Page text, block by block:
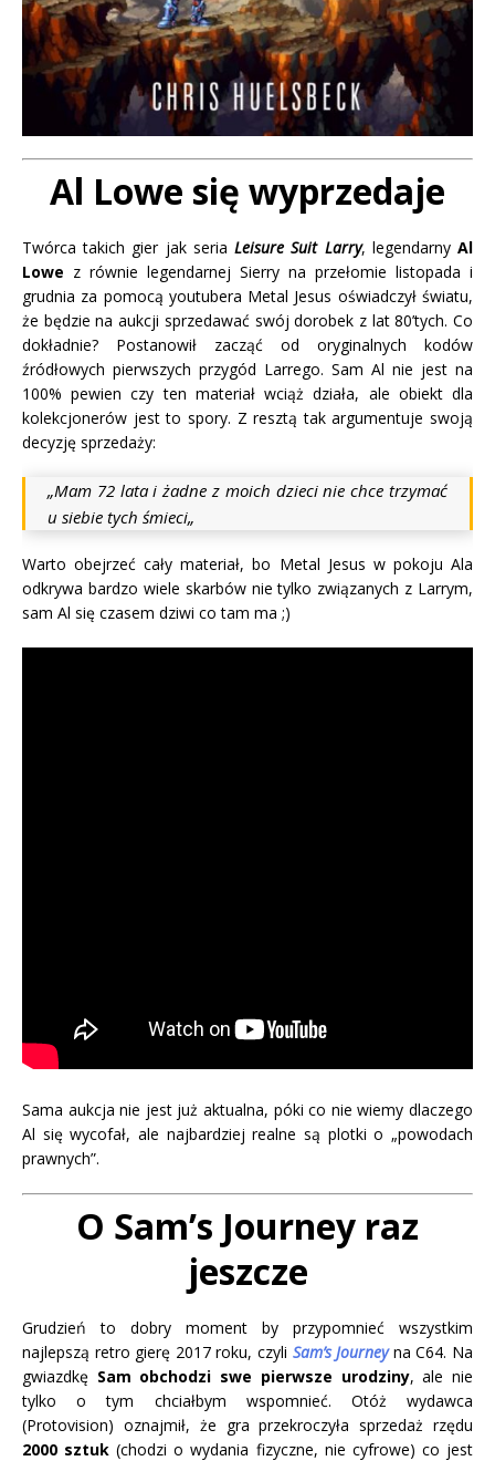
Al Lowe się wyprzedaje
Twórca takich gier jak seriaLeisure Suit Larry, legendarnyAl
Lowe z równie legendarnej Sierry na przełomie listopada i
grudnia za pomocą youtubera Metal Jesus oświadczył światu,
że będzie na aukcji sprzedawać swój dorobek z lat 80’tych. Co
dokładnie? Postanowił zacząć od oryginalnych kodów
źródłowych pierwszych przygód Larrego. Sam Al nie jest na
100% pewien czy ten materiał wciąż działa, ale obiekt dla
kolekcjonerów jest to spory. Z resztą tak argumentuje swoją
decyzję sprzedaży:
„Mam 72 lata i żadne z moich dzieci nie chce trzymać
u siebie tych śmieci„
Warto obejrzeć cały materiał, bo Metal Jesus w pokoju Ala
odkrywa bardzo wiele skarbów nie tylko związanych z Larrym,
sam Al się czasem dziwi co tam ma ;)
Sama aukcja nie jest już aktualna, póki co nie wiemy dlaczego
Al się wycofał, ale najbardziej realne są plotki o „powodach
prawnych”.
O Sam’s Journey raz
jeszcze
Grudzień to dobry moment by przypomnieć wszystkim
najlepszą retro gierę 2017 roku, czyli Sam’s Journeyna C64. Na
gwiazdkę Sam obchodzi swe pierwsze urodziny, ale nie
tylko o tym chciałbym wspomnieć. Otóż wydawca
(Protovision) oznajmił, że gra przekroczyła sprzedaż rzędu
2000 sztuk (chodzi o wydania fizyczne, nie cyfrowe) co jest